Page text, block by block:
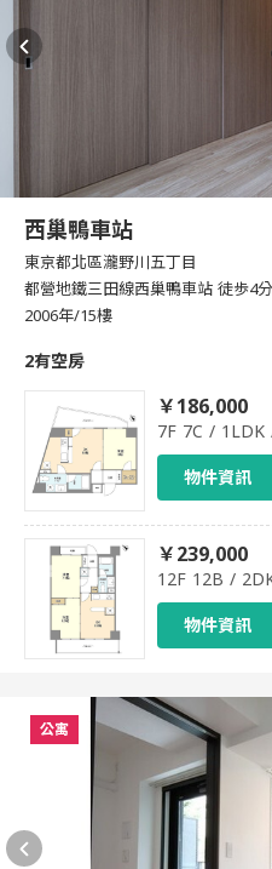
西巢鴨車站
東京都北區瀧野川五丁目
都營地鐵三田線西巢鴨車站 徒歩4
2006年/15樓
2有空房
￥186,000
7F 7C / 1LDK
物件資訊
￥239,000
12F 12B /
物件資訊
公寓